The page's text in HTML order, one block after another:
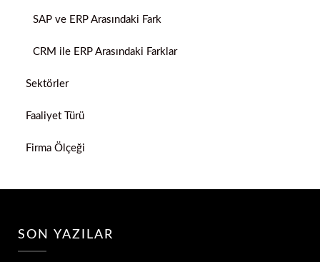
SAP ve ERP Arasındaki Fark
CRM ile ERP Arasındaki Farklar
Sektörler
Faaliyet Türü
Firma Ölçeği
SON YAZILAR